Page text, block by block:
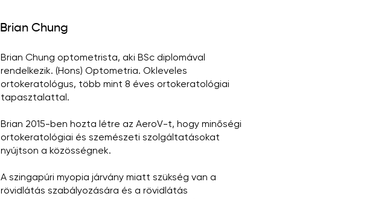
Brian Chung
Brian Chung optometrista, aki BSc diplomával
rendelkezik. (Hons) Optometria. Okleveles
ortokeratológus, több mint 8 éves ortokeratológiai
tapasztalattal.
Brian 2015-ben hozta létre az AeroV-t, hogy minőségi
ortokeratológiai és szemészeti szolgáltatásokat
nyújtson a közösségnek.
A szingapúri myopia járvány miatt szükség van a
rövidlátás szabályozására és a rövidlátás